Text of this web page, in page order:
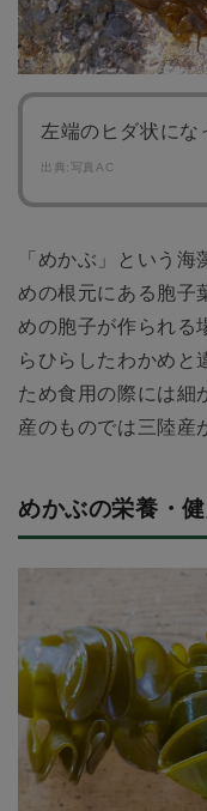
左端のヒダ状にな
出典:写真AC
「めかぶ」という
めの根元にある胞子
めの胞子が作られる
らひらしたわかめと
ため食用の際には細
産のものでは三陸産
めかぶの栄養・